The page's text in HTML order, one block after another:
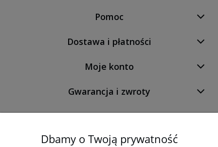
Pomoc
Dostawa i płatności
Moje konto
Gwarancja i zwroty
O firmie
Dbamy o Twoją prywatność